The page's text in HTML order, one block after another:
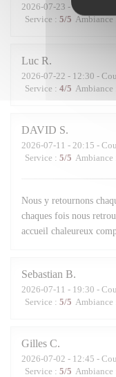
2026-07-23 - 13:00 -
Service : 5/5 Ambiance
Luc R
2026-07-22 - 12:30 -
Service : 4/5 Ambiance
DAVID S
2026-07-11 - 20:15 -
Service : 5/5 Ambiance
Nous y retournons
chaques fois nous
accueil chaleureux
Sebastian B
2026-07-11 - 19:30 -
Service : 5/5 Ambiance
Gilles C
2026-07-02 - 12:45 -
Service : 5/5 Ambiance